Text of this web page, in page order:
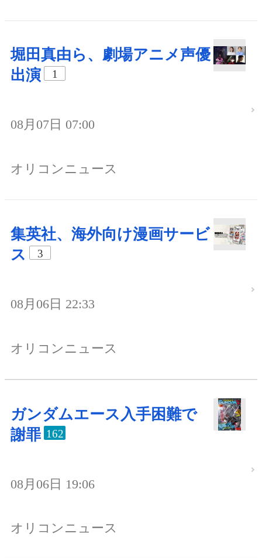
堀田真由ら、劇場アニメ声優
出演
1
08月07日 07:00
オリコンニュース
集英社、海外向け漫画サービ
ス
3
08月06日 22:33
オリコンニュース
ガンダムエース入手困難で
謝罪 162
08月06日 19:06
オリコンニュース